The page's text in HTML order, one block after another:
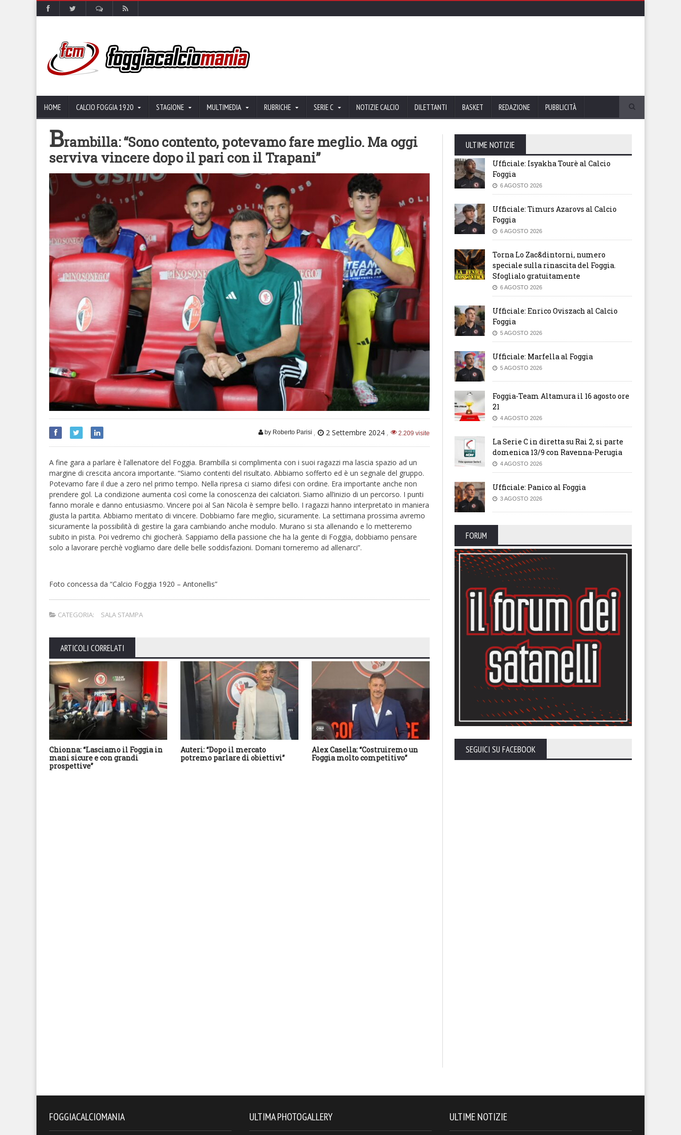
HOME CALCIO FOGGIA 1920 STAGIONE MULTIMEDIA RUBRICHE SERIE C NOTIZIE CALCIO DILETTANTI BASKET REDAZIONE PUBBLICITÀ
Brambilla: “Sono contento, potevamo fare meglio. Ma oggi
serviva vincere dopo il pari con il Trapani”
by Roberto Parisi , 2 Settembre 2024 , 2.209 visite
A fine gara a parlare è l’allenatore del Foggia. Brambilla si complimenta con i suoi ragazzi ma lascia spazio ad un
margine di crescita ancora importante. “Siamo contenti del risultato. Abbiamo sofferto ed è un segnale del gruppo.
Potevamo fare il due a zero nel primo tempo. Nella ripresa ci siamo difesi con ordine. Era importante anche non
prendere gol. La condizione aumenta così come la conoscenza dei calciatori. Siamo all’inizio di un percorso. I punti
fanno morale e danno entusiasmo. Vincere poi al San Nicola è sempre bello. I ragazzi hanno interpretato in maniera
giusta la partita. Abbiamo meritato di vincere. Dobbiamo fare meglio, sicuramente. La settimana prossima avremo
sicuramente la possibilità di gestire la gara cambiando anche modulo. Murano si sta allenando e lo metteremo
subito in pista. Poi vedremo chi giocherà. Sappiamo della passione che ha la gente di Foggia, dobbiamo pensare
solo a lavorare perchè vogliamo dare delle belle soddisfazioni. Domani torneremo ad allenarci”.
Foto concessa da “Calcio Foggia 1920 – Antonellis”
CATEGORIA: SALA STAMPA
ARTICOLI CORRELATI
Chionna: “Lasciamo il Foggia in
mani sicure e con grandi
prospettive”
Auteri: “Dopo il mercato
potremo parlare di obiettivi”
Alex Casella: “Costruiremo un
Foggia molto competitivo”
Tutti allo stadio. Il Foggia invita
i suoi tifosi a riempire lo Zac
parlare Gennaro Casillo
ULTIME NOTIZIE
Ufficiale: Isyakha Tourè al Calcio
Foggia
6 AGOSTO 2026
Ufficiale: Timurs Azarovs al Calcio
Foggia
6 AGOSTO 2026
Torna Lo Zac&dintorni, numero
speciale sulla rinascita del Foggia.
Sfoglialo gratuitamente
6 AGOSTO 2026
Ufficiale: Enrico Oviszach al Calcio
Foggia
5 AGOSTO 2026
Ufficiale: Marfella al Foggia
5 AGOSTO 2026
Foggia-Team Altamura il 16 agosto ore
21
4 AGOSTO 2026
La Serie C in diretta su Rai 2, si parte
domenica 13/9 con Ravenna-Perugia
4 AGOSTO 2026
Ufficiale: Panico al Foggia
3 AGOSTO 2026
FORUM
SEGUICI SU FACEBOOK
FOGGIACALCIOMANIA ULTIMA PHOTOGALLERY ULTIME NOTIZIE